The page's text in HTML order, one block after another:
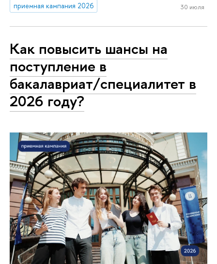
приемная кампания 2026
30 июля
Как повысить шансы на
поступление в
бакалавриат/специалитет в
2026 году?